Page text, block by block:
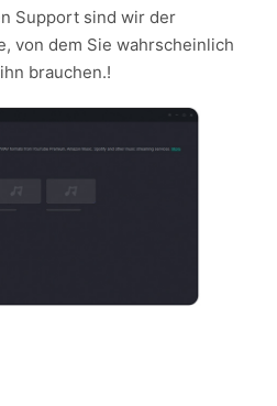
Support sind wir der
von dem Sie wahrscheinlich
brauchen.!